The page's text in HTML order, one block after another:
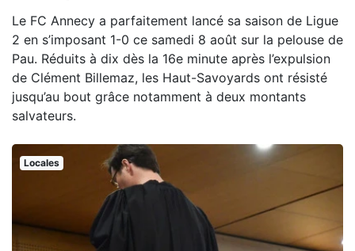
Le FC Annecy a parfaitement lancé sa saison de Ligue
2 en s’imposant 1-0 ce samedi 8 août sur la pelouse de
Pau. Réduits à dix dès la 16e minute après l’expulsion
de Clément Billemaz, les Haut-Savoyards ont résisté
jusqu’au bout grâce notamment à deux montants
salvateurs.
Locales